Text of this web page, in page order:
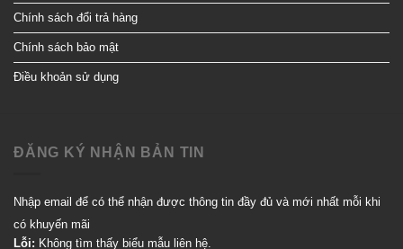
Chính sách đổi trả hàng
Chính sách bảo mật
Điều khoản sử dụng
ĐĂNG KÝ NHẬN BẢN TIN
Nhập email để có thể nhận được thông tin đầy đủ và mới nhất mỗi khi
có khuyến mãi
Lỗi: Không tìm thấy biểu mẫu liên hệ.